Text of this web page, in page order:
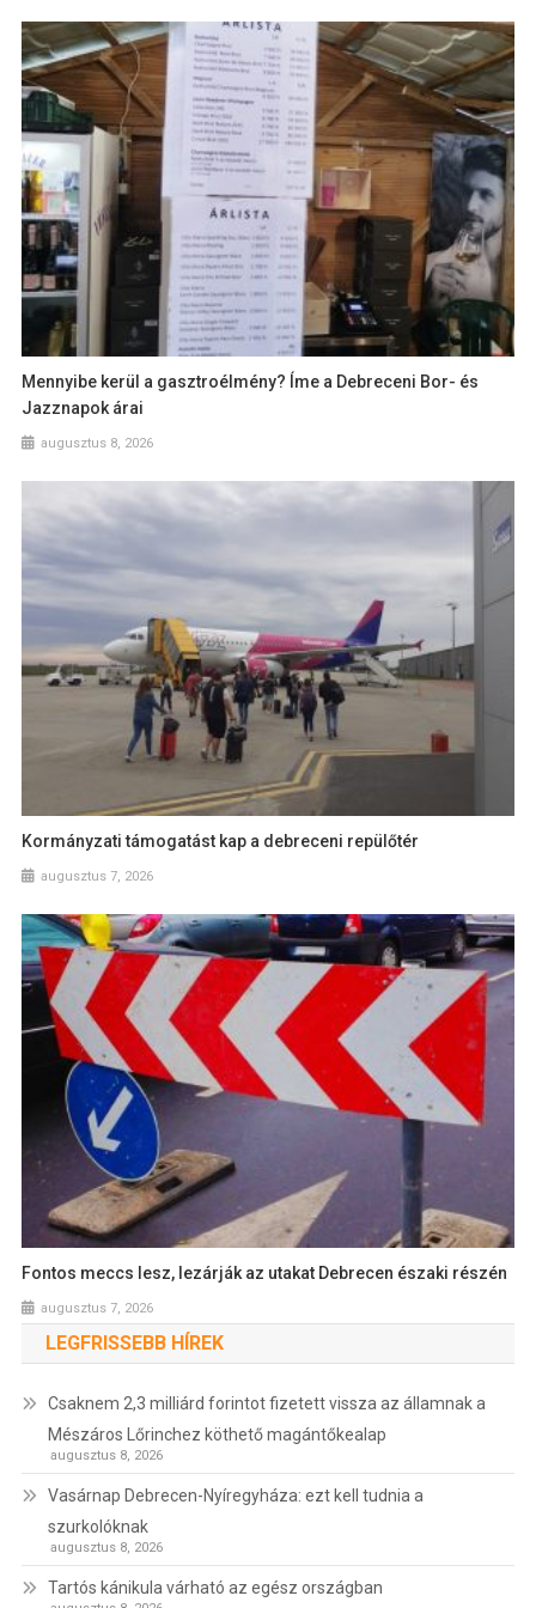
Mennyibe kerül a gasztroélmény? Íme a Debreceni Bor- és
Jazznapok árai
augusztus 8, 2026
Kormányzati támogatást kap a debreceni repülőtér
augusztus 7, 2026
Fontos meccs lesz, lezárják az utakat Debrecen északi részén
augusztus 7, 2026
LEGFRISSEBB HÍREK
Csaknem 2,3 milliárd forintot fizetett vissza az államnak a
Mészáros Lőrinchez köthető magántőkealap
augusztus 8, 2026
Vasárnap Debrecen-Nyíregyháza: ezt kell tudnia a
szurkolóknak
augusztus 8, 2026
Tartós kánikula várható az egész országban